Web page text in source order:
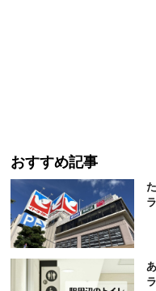
おすすめ記事